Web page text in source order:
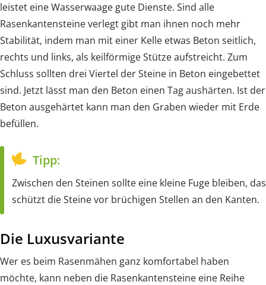
leistet eine Wasserwaage gute Dienste. Sind alle
Rasenkantensteine verlegt gibt man ihnen noch mehr
Stabilität, indem man mit einer Kelle etwas Beton seitlich,
rechts und links, als keilförmige Stütze aufstreicht. Zum
Schluss sollten drei Viertel der Steine in Beton eingebettet
sind. Jetzt lässt man den Beton einen Tag aushärten. Ist der
Beton ausgehärtet kann man den Graben wieder mit Erde
befüllen.
Tipp:
Zwischen den Steinen sollte eine kleine Fuge bleiben, das
schützt die Steine vor brüchigen Stellen an den Kanten.
Die Luxusvariante
Wer es beim Rasenmähen ganz komfortabel haben
möchte, kann neben die Rasenkantensteine eine Reihe